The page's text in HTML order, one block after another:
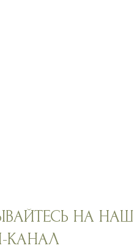
НА НАШ
КАНАЛ